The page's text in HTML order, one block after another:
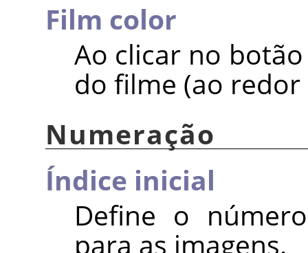
Film color
Ao clicar no
do filme (ao
Numeração
Índice inicial
Define o
para as imagens.